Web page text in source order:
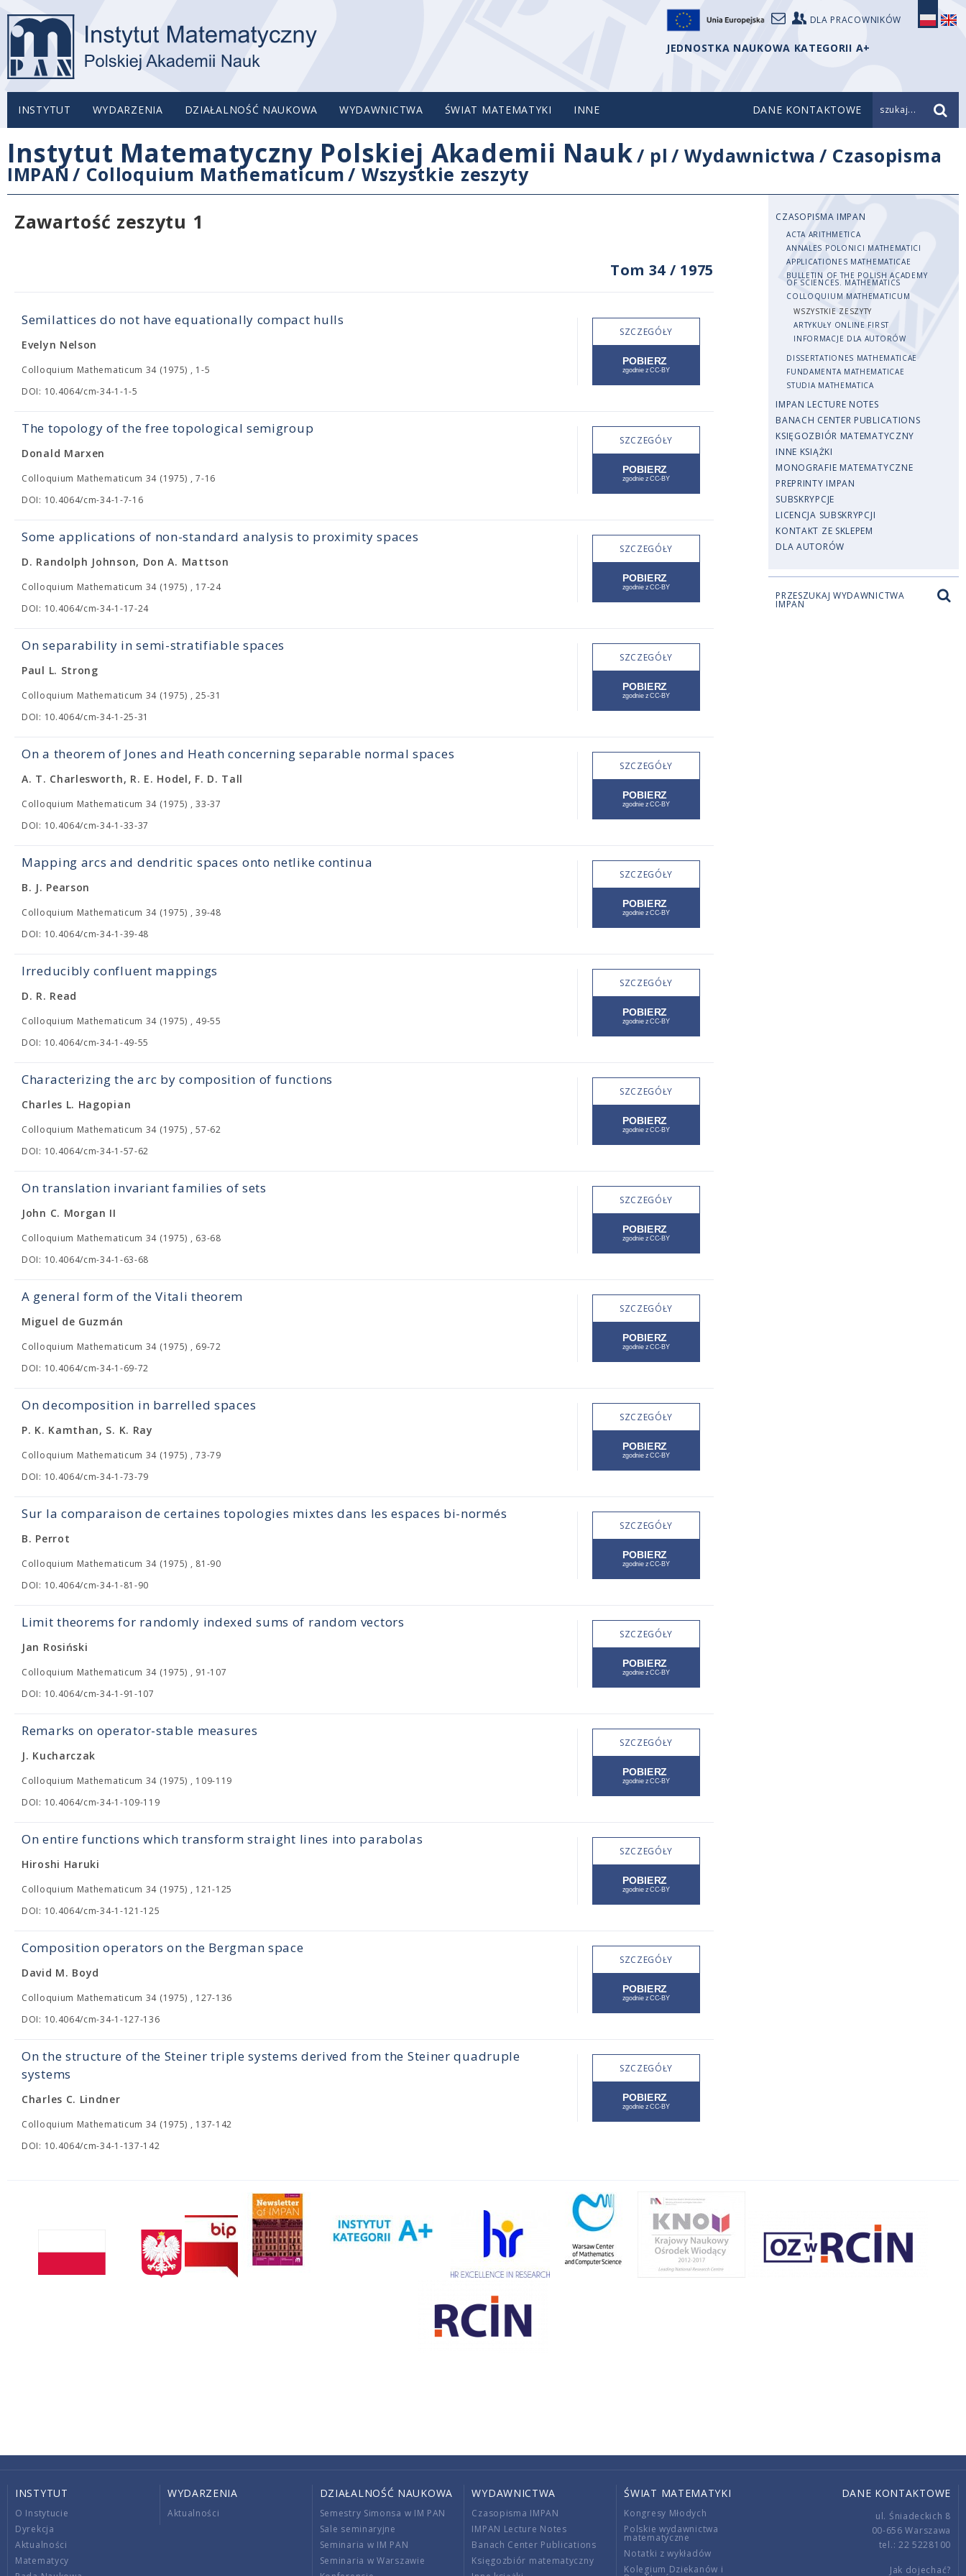
DLA PRACOWNIKÓW
JEDNOSTKA NAUKOWA KATEGORII A+
INSTYTUT WYDARZENIA DZIAŁALNOŚĆ NAUKOWA WYDAWNICTWA ŚWIAT MATEMATYKI INNE DANE KONTAKTOWE szukaj...
Instytut Matematyczny Polskiej Akademii Nauk/ pl /Wydawnictwa / Czasopisma
IMPAN / Colloquium Mathematicum/ Wszystkie zeszyty
Zawartość zeszytu 1
Tom 34 / 1975
Semilattices do not have equationally compact hulls
Evelyn Nelson
Colloquium Mathematicum 34 (1975) , 1-5
DOI: 10.4064/cm-34-1-1-5
SZCZEGÓŁY
The topology of the free topological semigroup
Donald Marxen
Colloquium Mathematicum 34 (1975) , 7-16
DOI: 10.4064/cm-34-1-7-16
SZCZEGÓŁY
Some applications of non-standard analysis to proximity spaces
D. Randolph Johnson, Don A. Mattson
Colloquium Mathematicum 34 (1975) , 17-24
DOI: 10.4064/cm-34-1-17-24
SZCZEGÓŁY
On separability in semi-stratifiable spaces
Paul L. Strong
Colloquium Mathematicum 34 (1975) , 25-31
DOI: 10.4064/cm-34-1-25-31
SZCZEGÓŁY
On a theorem of Jones and Heath concerning separable normal spaces
A. T. Charlesworth, R. E. Hodel, F. D. Tall
Colloquium Mathematicum 34 (1975) , 33-37
DOI: 10.4064/cm-34-1-33-37
SZCZEGÓŁY
Mapping arcs and dendritic spaces onto netlike continua
B. J. Pearson
Colloquium Mathematicum 34 (1975) , 39-48
DOI: 10.4064/cm-34-1-39-48
SZCZEGÓŁY
Irreducibly confluent mappings
D. R. Read
Colloquium Mathematicum 34 (1975) , 49-55
DOI: 10.4064/cm-34-1-49-55
SZCZEGÓŁY
Characterizing the arc by composition of functions
Charles L. Hagopian
Colloquium Mathematicum 34 (1975) , 57-62
DOI: 10.4064/cm-34-1-57-62
SZCZEGÓŁY
On translation invariant families of sets
John C. Morgan II
Colloquium Mathematicum 34 (1975) , 63-68
DOI: 10.4064/cm-34-1-63-68
SZCZEGÓŁY
A general form of the Vitali theorem
Miguel de Guzmán
Colloquium Mathematicum 34 (1975) , 69-72
DOI: 10.4064/cm-34-1-69-72
SZCZEGÓŁY
On decomposition in barrelled spaces
P. K. Kamthan, S. K. Ray
Colloquium Mathematicum 34 (1975) , 73-79
DOI: 10.4064/cm-34-1-73-79
SZCZEGÓŁY
Sur la comparaison de certaines topologies mixtes dans les espaces bi-normés
B. Perrot
Colloquium Mathematicum 34 (1975) , 81-90
DOI: 10.4064/cm-34-1-81-90
SZCZEGÓŁY
Limit theorems for randomly indexed sums of random vectors
Jan Rosiński
Colloquium Mathematicum 34 (1975) , 91-107
DOI: 10.4064/cm-34-1-91-107
SZCZEGÓŁY
Remarks on operator-stable measures
J. Kucharczak
Colloquium Mathematicum 34 (1975) , 109-119
DOI: 10.4064/cm-34-1-109-119
SZCZEGÓŁY
On entire functions which transform straight lines into parabolas
Hiroshi Haruki
Colloquium Mathematicum 34 (1975) , 121-125
DOI: 10.4064/cm-34-1-121-125
SZCZEGÓŁY
Composition operators on the Bergman space
David M. Boyd
Colloquium Mathematicum 34 (1975) , 127-136
DOI: 10.4064/cm-34-1-127-136
SZCZEGÓŁY
On the structure of the Steiner triple systems derived from the Steiner quadruple
systems
Charles C. Lindner
Colloquium Mathematicum 34 (1975) , 137-142
DOI: 10.4064/cm-34-1-137-142
SZCZEGÓŁY
CZASOPISMA IMPAN
ACTA ARITHMETICA
ANNALES POLONICI MATHEMATICI
APPLICATIONES MATHEMATICAE
BULLETIN OF THE POLISH ACADEMY
OF SCIENCES. MATHEMATICS
COLLOQUIUM MATHEMATICUM
WSZYSTKIE ZESZYTY
ARTYKUŁY ONLINE FIRST
INFORMACJE DLA AUTORÓW
DISSERTATIONES MATHEMATICAE
FUNDAMENTA MATHEMATICAE
STUDIA MATHEMATICA
IMPAN LECTURE NOTES
BANACH CENTER PUBLICATIONS
KSIĘGOZBIÓR MATEMATYCZNY
INNE KSIĄŻKI
MONOGRAFIE MATEMATYCZNE
PREPRINTY IMPAN
SUBSKRYPCJE
LICENCJA SUBSKRYPCJI
KONTAKT ZE SKLEPEM
DLA AUTORÓW
PRZESZUKAJ WYDAWNICTWA
IMPAN
INSTYTUT
O Instytucie
Dyrekcja
Aktualności
Matematycy
WYDARZENIA
Aktualności
DZIAŁALNOŚĆ NAUKOWA
Semestry Simonsa w IM PAN
Sale seminaryjne
Seminaria w IM PAN
Seminaria w Warszawie
WYDAWNICTWA
Czasopisma IMPAN
IMPAN Lecture Notes
Banach Center Publications
Księgozbiór matematyczny
ŚWIAT MATEMATYKI
Kongresy Młodych
Polskie wydawnictwa
matematyczne
Notatki z wykładów
Kolegium Dziekanów i
DANE KONTAKTOWE
ul. Śniadeckich 8
00-656 Warszawa
tel.: 22 5228100
Jak dojechać?